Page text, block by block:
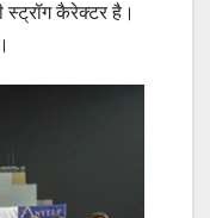
स्ट्रॉग कैरेक्टर है।